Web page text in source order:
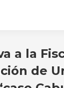
a la
de